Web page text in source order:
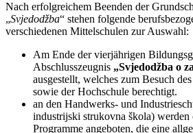
Nach erfolgreichem Beenden der
„Svjedodžba“ stehen folgende
verschiedenen Mittelschulen zur Auswahl:
Am Ende der vierjährigen
Abschlusszeugnis „Svjedodžba o
ausgestellt, welches zum Besuch
sowie der Hochschule berechtigt.
an den Handwerks- und
industrijski strukovna škola)
Programme angeboten, die eine